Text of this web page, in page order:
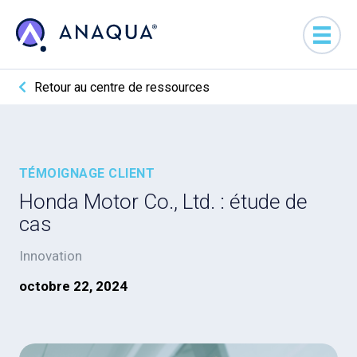
Retour au centre de ressources
TÉMOIGNAGE CLIENT
Honda Motor Co., Ltd. : étude de
cas
Innovation
octobre 22, 2024